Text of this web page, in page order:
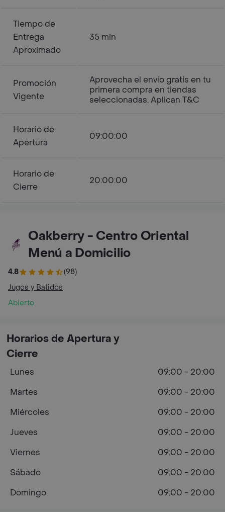
Tiempo de
Entrega
Aproximado
35 min
Promoción
Vigente
Aprovecha el envío gratis en tu
primera compra en tiendas
seleccionadas. Aplican T&C
Horario de
Apertura
09:00:00
Horario de
Cierre
20:00:00
Oakberry - Centro Oriental
Menú a Domicilio
4.8
(98)
Jugos y Batidos
Abierto
Horarios de Apertura y
Cierre
Lunes
09:00 - 20:00
Martes
09:00 - 20:00
Miércoles
09:00 - 20:00
Jueves
09:00 - 20:00
Viernes
09:00 - 20:00
Sábado
09:00 - 20:00
Domingo
09:00 - 20:00